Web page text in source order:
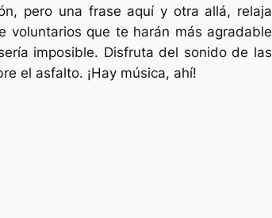
pero una frase aquí y otra allá, relaja
voluntarios que te harán más agradable
imposible. Disfruta del sonido de las
el asfalto. ¡Hay música, ahí!